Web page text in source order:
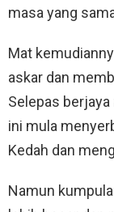
masa yang
Mat
askar dan
Selepas
ini mula
Kedah dan
Namun